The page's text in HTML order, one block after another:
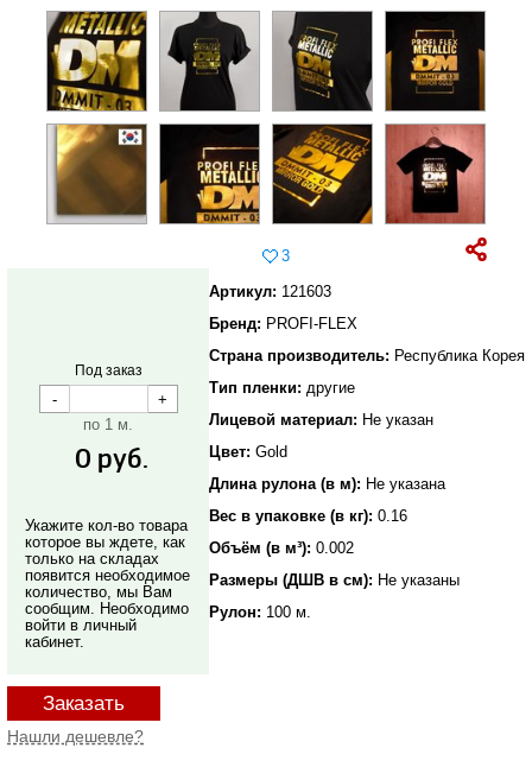
3
Под заказ
по 1 м.
0 руб.
Укажите кол-во товара
которое вы ждете, как
только на складах
появится необходимое
количество, мы Вам
сообщим. Необходимо
войти в личный
кабинет.
Заказать
Нашли дешевле?
Артикул: 121603
Бренд: PROFI-FLEX
Страна производитель: Республика Корея
Тип пленки: другие
Лицевой материал: Не указан
Цвет: Gold
Длина рулона (в м): Не указана
Вес в упаковке (в кг): 0.16
Объём (в м³): 0.002
Размеры (ДШВ в см): Не указаны
Рулон: 100 м.